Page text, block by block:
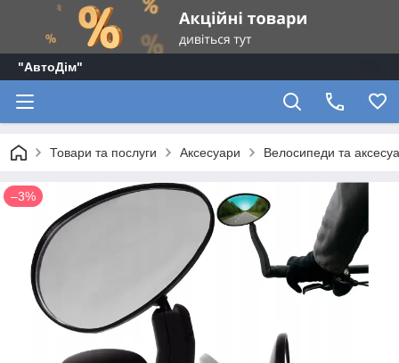
"АвтоДім"
Товари та послуги Аксесуари Велосипеди та
–3%